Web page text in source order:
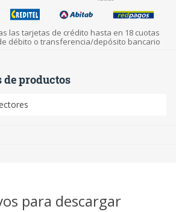
las tarjetas de crédito hasta en 18 cuotas
débito o transferencia/depósito bancario
de productos
para descargar